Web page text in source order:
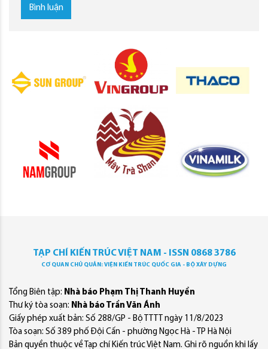
Bình luận
TẠP CHÍ KIẾN TRÚC VIỆT NAM - ISSN 0868 3786
CƠ QUAN CHỦ QUẢN: VIỆN KIẾN TRÚC QUỐC GIA - BỘ XÂY DỰNG
Tổng Biên tập: Nhà báo Phạm Thị Thanh Huyền
Thư ký tòa soạn: Nhà báo Trần Văn Ánh
Giấy phép xuất bản: Số 288/GP - Bộ TTTT ngày 11/8/2023
Tòa soạn: Số 389 phố Đội Cấn - phường Ngọc Hà - TP Hà Nội
Bản quyền thuộc về Tạp chí Kiến trúc Việt Nam. Ghi rõ nguồn khi lấy